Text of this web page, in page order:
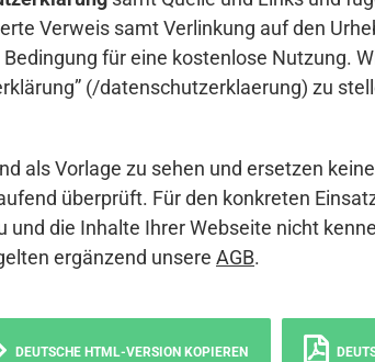
Verweis samt Verlinkung auf den
für eine kostenlose Nutzung.
(/datenschutzerklaerung) zu
als Vorlage zu sehen und ersetzen
überprüft. Für den konkreten
die Inhalte Ihrer Webseite nicht
ergänzend unsere AGB.
DEUTSCHE HTML-VERSION KOPIEREN